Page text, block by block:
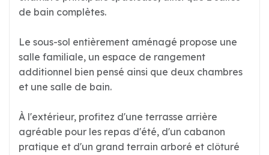
de bain complètes.
Le sous-sol entièrement aménagé propose une
salle familiale, un espace de rangement
additionnel bien pensé ainsi que deux chambres
et une salle de bain.
À l'extérieur, profitez d'une terrasse arrière
agréable pour les repas d'été, d'un cabanon
pratique et d'un grand terrain arboré et clôturé